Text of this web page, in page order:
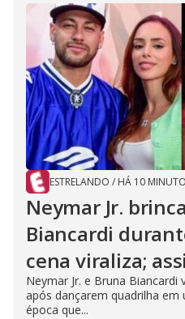
ESTRELANDO / HÁ 10
Neymar Jr.
Biancardi
cena viraliza;
Neymar Jr. e Bruna Biancardi
após dançarem quadrilha
época que...